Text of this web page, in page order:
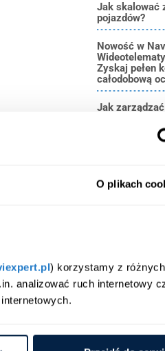
O plikach
) korzystamy z
analizować ruch internetowy
Jak skalować
pojazdów?
Nowość w
Zyskaj pełen
całodobową
Jak
telematyki w
Likwidacja
logistyce.
jednego,
5
Skuteczne